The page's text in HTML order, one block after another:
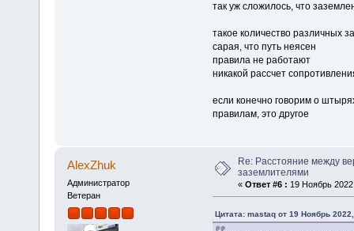
так уж сложилось, что
такое количество различных
сарая, что путь неясен
правила не работают
никакой рассчет
если конечно говорим о
правилам, это другое
AlexZhuk
Администратор
Ветеран
Re: Расстояние между
заземлителями
« Ответ #6 : 19 Ноябрь
Цитата: mastaq от 19 Ноябрь